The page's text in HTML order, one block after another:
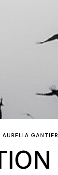
AURELIA GANTIER